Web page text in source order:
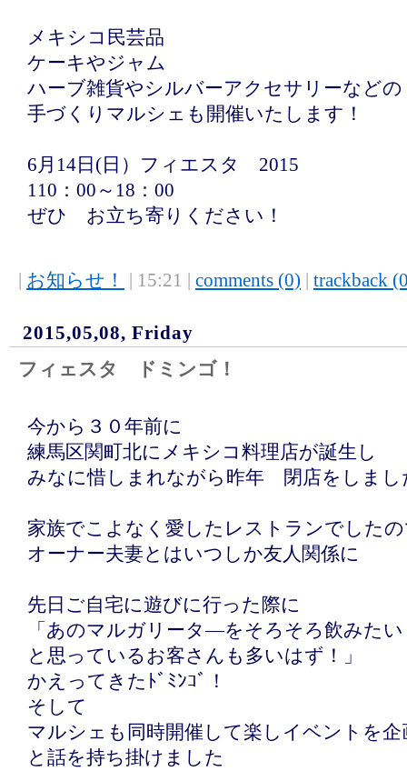
メキシコ民芸品
ケーキやジャム
ハーブ雑貨やシルバーアクセサリーなどの
手づくりマルシェも開催いたします！
6月14日(日）フィエスタ 2015
110：00～18：00
ぜひ お立ち寄りください！
お知らせ！ | 15:21 | comments (0) trackback
2015,05,08, Friday
フィェスタ ドミンゴ！
今から３０年前に
練馬区関町北にメキシコ料理店が誕生し
みなに惜しまれながら昨年 閉店をしまし
家族でこよなく愛したレストランでした
オーナー夫妻とはいつしか友人関係に
先日ご自宅に遊びに行った際に
「あのマルガリータ―をそろそろ飲みたい
と思っているお客さんも多いはず！」
かえってきたﾄﾞﾐﾝｺﾞ！
そして
マルシェも同時開催して楽しイベントを企
と話を持ち掛けました